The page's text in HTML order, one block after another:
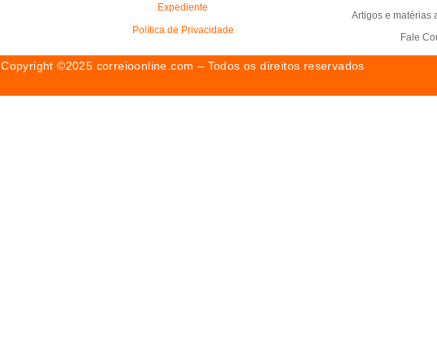
Expediente
Política de Privacidade
Artigos e matérias
Fale
Copyright ©2025 correioonline.com – Todos os direitos reservados